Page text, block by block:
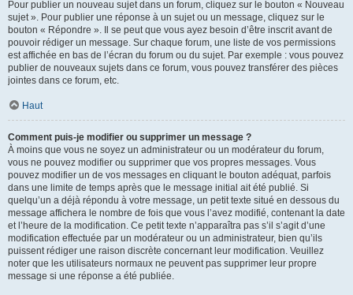
Pour publier un nouveau sujet dans un forum, cliquez sur le bouton « Nouveau
sujet ». Pour publier une réponse à un sujet ou un message, cliquez sur le
bouton « Répondre ». Il se peut que vous ayez besoin d’être inscrit avant de
pouvoir rédiger un message. Sur chaque forum, une liste de vos permissions
est affichée en bas de l’écran du forum ou du sujet. Par exemple : vous pouvez
publier de nouveaux sujets dans ce forum, vous pouvez transférer des pièces
jointes dans ce forum, etc.
Haut
Comment puis-je modifier ou supprimer un message ?
À moins que vous ne soyez un administrateur ou un modérateur du forum,
vous ne pouvez modifier ou supprimer que vos propres messages. Vous
pouvez modifier un de vos messages en cliquant le bouton adéquat, parfois
dans une limite de temps après que le message initial ait été publié. Si
quelqu’un a déjà répondu à votre message, un petit texte situé en dessous du
message affichera le nombre de fois que vous l’avez modifié, contenant la date
et l’heure de la modification. Ce petit texte n’apparaîtra pas s’il s’agit d’une
modification effectuée par un modérateur ou un administrateur, bien qu’ils
puissent rédiger une raison discrète concernant leur modification. Veuillez
noter que les utilisateurs normaux ne peuvent pas supprimer leur propre
message si une réponse a été publiée.